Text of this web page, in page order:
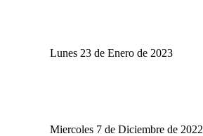
Lunes 23 de Enero de 2023
Miercoles 7 de Diciembre de 2022